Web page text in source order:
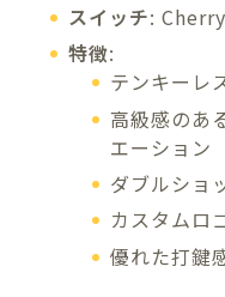
スイッチ:
特徴:
テンキーレ
高級感のあ
エーション
ダブルショ
カスタムロ
優れた打鍵